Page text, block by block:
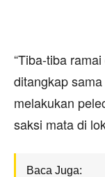
“Tiba-tiba
ditangkap
melakukan
saksi mata di
Baca Juga: